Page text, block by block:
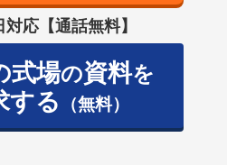
応【通話無料】
式場の資料を
する （無料）